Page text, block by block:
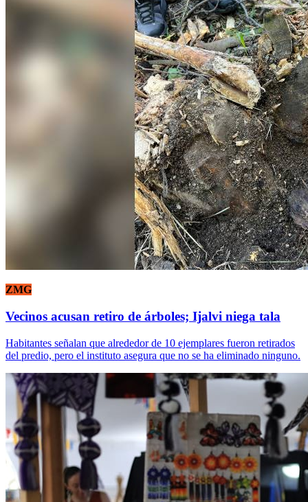
ZMG
Vecinos acusan retiro de árboles; Ijalvi niega tala
Habitantes señalan que alrededor de 10 ejemplares fueron retirados
del predio, pero el instituto asegura que no se ha eliminado ninguno.